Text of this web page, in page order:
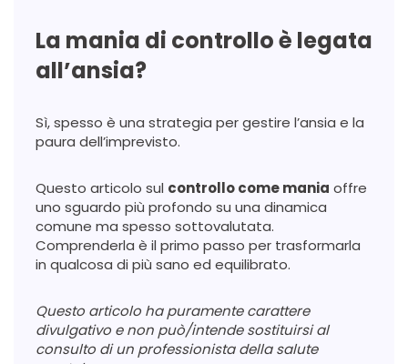
La mania di controllo è legata
all’ansia?
Sì, spesso è una strategia per gestire l’ansia e la
paura dell’imprevisto.
Questo articolo sul controllo come mania offre
uno sguardo più profondo su una dinamica
comune ma spesso sottovalutata.
Comprenderla è il primo passo per trasformarla
in qualcosa di più sano ed equilibrato.
Questo articolo ha puramente carattere
divulgativo e non può/intende sostituirsi al
consulto di un professionista della salute